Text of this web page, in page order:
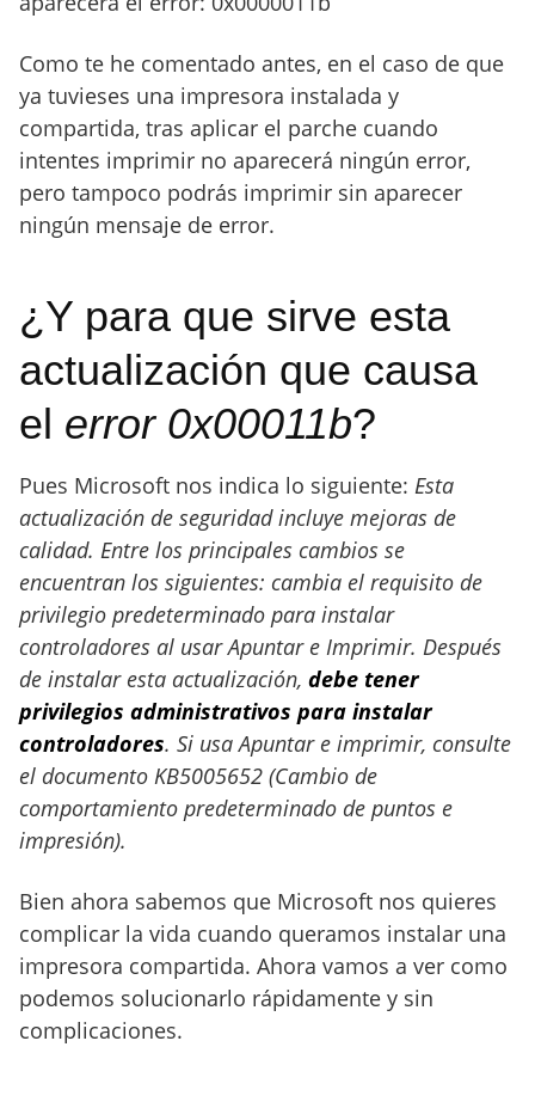
Como te he comentado antes, en el caso de que
ya tuvieses una impresora instalada y
compartida, tras aplicar el parche cuando
intentes imprimir no aparecerá ningún error,
pero tampoco podrás imprimir sin aparecer
ningún mensaje de error.
¿Y para que sirve esta
actualización que causa
el error 0x00011b?
Pues Microsoft nos indica lo siguiente: Esta
actualización de seguridad incluye mejoras de
calidad. Entre los principales cambios se
encuentran los siguientes: cambia el requisito de
privilegio predeterminado para instalar
controladores al usar Apuntar e Imprimir. Después
de instalar esta actualización, debe tener
privilegios administrativos para instalar
controladores. Si usa Apuntar e imprimir, consulte
el documento KB5005652 (Cambio de
comportamiento predeterminado de puntos e
impresión).
Bien ahora sabemos que Microsoft nos quieres
complicar la vida cuando queramos instalar una
impresora compartida. Ahora vamos a ver como
podemos solucionarlo rápidamente y sin
complicaciones.